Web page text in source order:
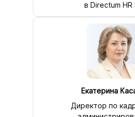
в Directum HR
Екатерина
Директор по